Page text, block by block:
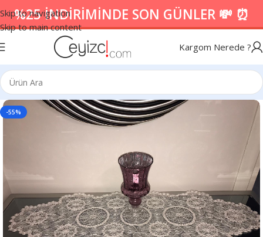
Skip to navigation
Skip to main content
%25 İNDİRİMİNDE SON GÜNLER 💸 ⏰
Kargom Nerede ?
-55%